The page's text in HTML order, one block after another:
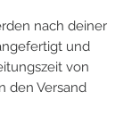
nach deiner
und
von
den Versand